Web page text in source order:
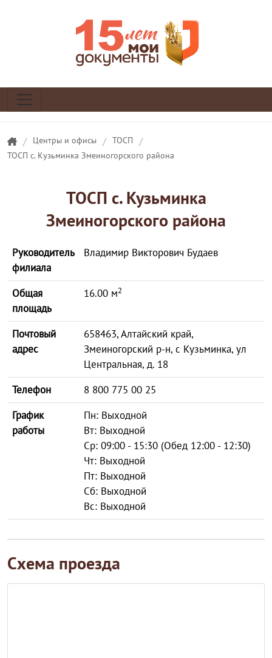
/ Центры и офисы / ТОСП /
ТОСП с. Кузьминка Змеиногорского района
ТОСП с. Кузьминка
Змеиногорского района
Руководитель
филиала
Владимир Викторович Будаев
Общая
площадь
16.00 м2
Почтовый
адрес
658463, Алтайский край,
Змеиногорский р-н, с Кузьминка, ул
Центральная, д. 18
Телефон
8 800 775 00 25
График
работы
Пн: Выходной
Вт: Выходной
Ср: 09:00 - 15:30 (Обед 12:00 - 12:30)
Чт: Выходной
Пт: Выходной
Сб: Выходной
Вс: Выходной
Схема проезда